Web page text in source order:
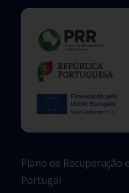
Plano de Recuperação
Portugal